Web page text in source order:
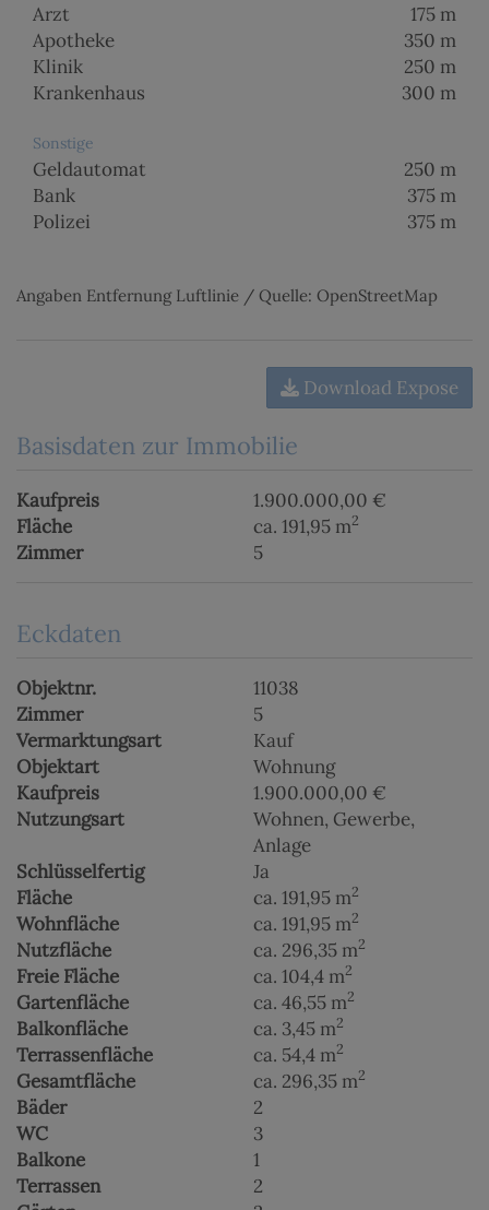
Arzt
175 m
Apotheke
350 m
Klinik
250 m
Krankenhaus
300 m
Sonstige
Geldautomat
250 m
Bank
375 m
Polizei
375 m
Angaben Entfernung Luftlinie / Quelle: OpenStreetMap
Download Expose
Basisdaten zur Immobilie
Kaufpreis
1.900.000,00 €
Fläche
ca. 191,95 m2
Zimmer 5
Eckdaten
Objektnr.
11038
Zimmer
5
Vermarktungsart
Kauf
Objektart
Wohnung
Kaufpreis
1.900.000,00 €
Nutzungsart
Wohnen Gewerbe
Anlage
Schlüsselfertig
Ja
Fläche
ca. 191,95 m2
Wohnfläche ca. 191,95 m2
Nutzfläche ca. 296,35 m2
Freie Fläche ca. 104,4 m2
Gartenfläche ca. 46,55 m2
Balkonfläche ca. 3,45 m2
Terrassenfläche ca. 54,4 m2
Gesamtfläche ca. 296,35 m2
Bäder
2
WC
3
Balkone
1
Terrassen
2